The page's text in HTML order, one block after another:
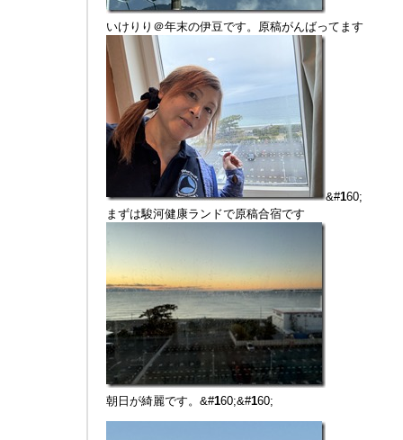
いけりり＠年末の伊豆です。原稿がんばってます
&#160;
まずは駿河健康ランドで原稿合宿です
朝日が綺麗です。&#160;&#160;